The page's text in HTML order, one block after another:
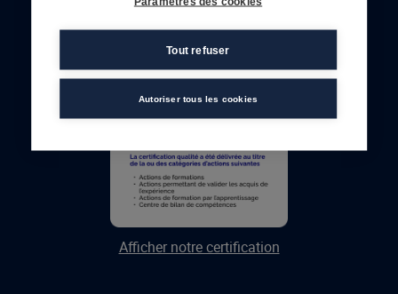
Afficher notre certification
Tout refuser
Autoriser tous les cookies